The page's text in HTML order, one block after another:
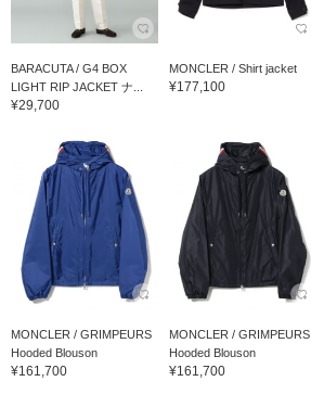
BARACUTA / G4 BOX
LIGHT RIP JACKET ナ...
¥29,700
MONCLER / Shirt jacket
¥177,100
MONCLER / GRIMPEURS
Hooded Blouson
¥161,700
MONCLER / GRIMPEURS
Hooded Blouson
¥161,700